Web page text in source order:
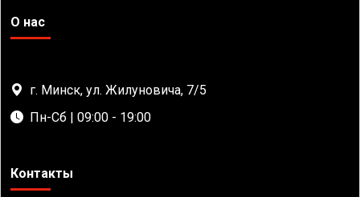
О нас
г. Минск, ул. Жилуновича, 7/5
Пн-Сб | 09:00 - 19:00
Контакты